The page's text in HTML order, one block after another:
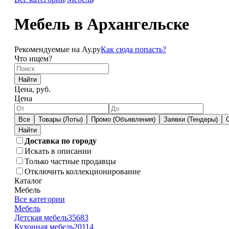
Мебель в Архангельске
Рекомендуемые на Ау.руКак сюда попасть?
Что ищем?
Найти
Цена, руб.
Цена
Все Товары (Лоты) Промо (Объявления) Заявки (Тендеры)
Доставка по городу
Искать в описании
Только частные продавцы
Отключить коллекционирование
Каталог
Мебель
Все категории
Мебель
Детская мебель35683
Кухонная мебель20114